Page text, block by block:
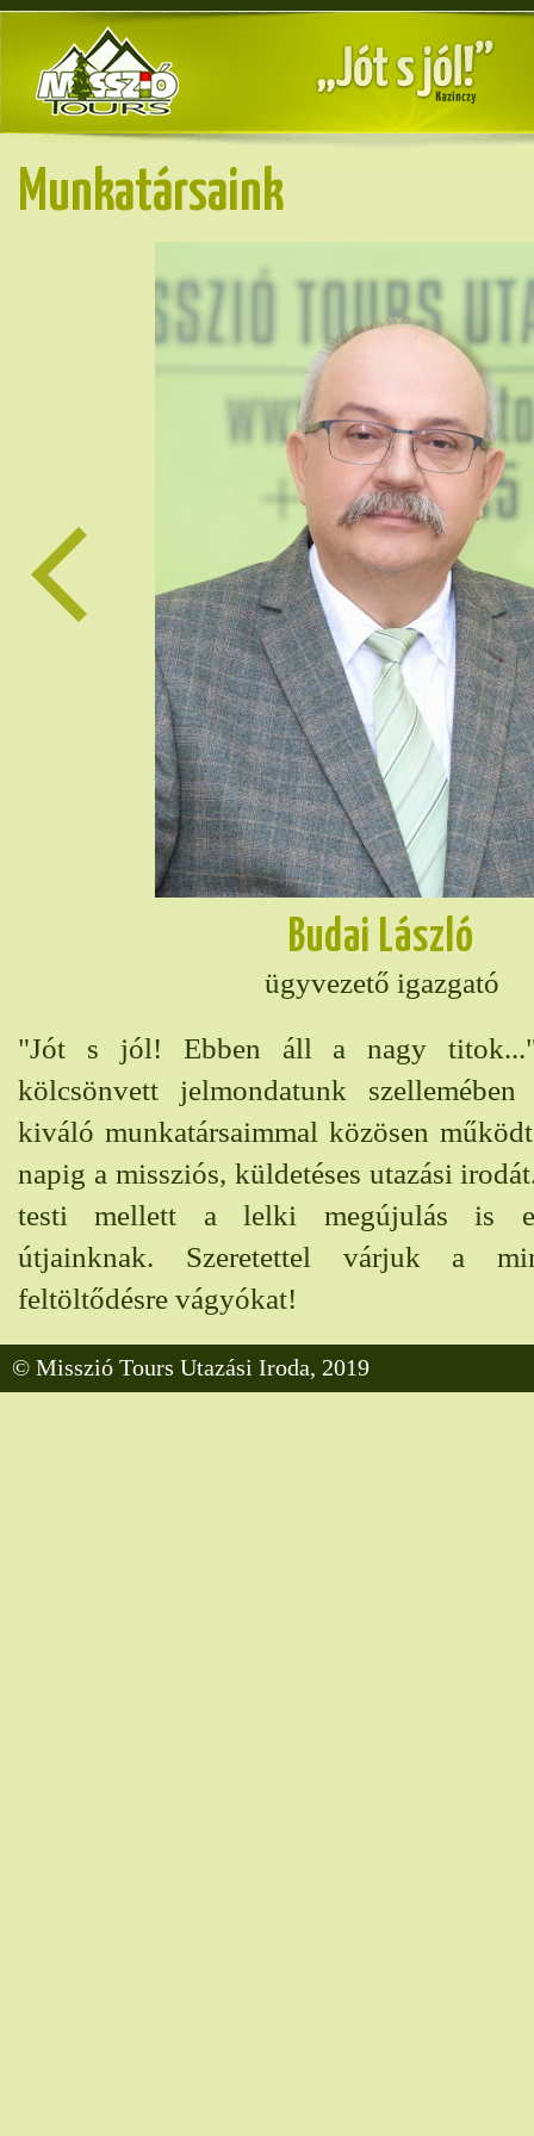
Munkatársaink
Budai László
ügyvezető igazgató
"Jót s jól! Ebben áll a nagy
kölcsönvett jelmondatunk
kiváló munkatársaimmal közösen
napig a missziós, küldetéses utazási
testi mellett a lelki megújulás is
útjainknak. Szeretettel várjuk a
feltöltődésre vágyókat!
© Misszió Tours Utazási Iroda, 2019